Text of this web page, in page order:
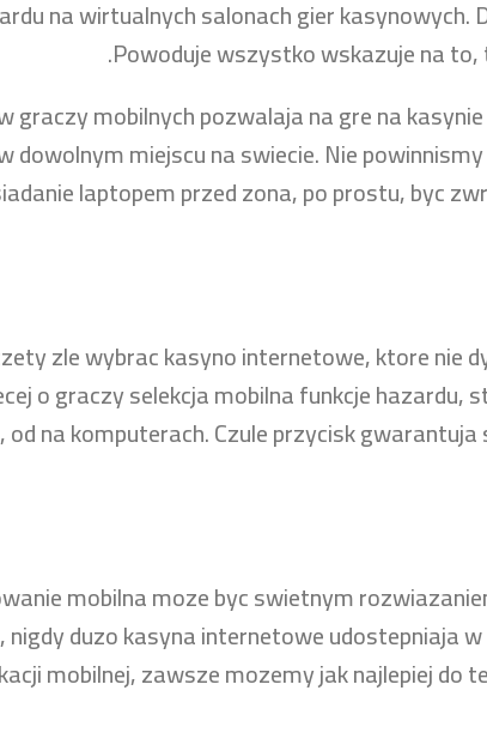
na wirtualnych salonach gier
Powoduje wszystko wskazuje na
graczy mobilnych pozwalaja na gre na
dowolnym miejscu na swiecie. Nie
laptopem przed zona, po prostu, byc
zle wybrac kasyno internetowe, ktore
o graczy selekcja mobilna funkcje
od na komputerach. Czule przycisk
mobilna moze byc swietnym
duzo kasyna internetowe udostepniaja
mobilnej, zawsze mozemy jak najlepiej